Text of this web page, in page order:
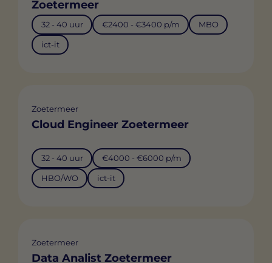
Zoetermeer
32 - 40 uur €2400 - €3400 p/m MBO
ict-it
Zoetermeer
Cloud Engineer Zoetermeer
32 - 40 uur €4000 - €6000 p/m
HBO/WO ict-it
Zoetermeer
Data Analist Zoetermeer